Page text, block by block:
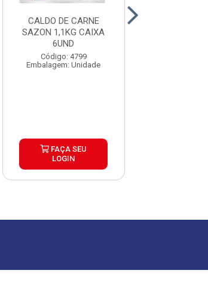
CALDO DE CARNE
SAZON 1,1KG CAIXA
6UND
Código: 4799
Embalagem: Unidade
FAÇA SEU
LOGIN